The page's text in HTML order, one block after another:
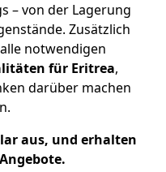
– von der Lagerung
Zusätzlich
notwendigen
für Eritrea,
darüber machen
aus, und erhalten